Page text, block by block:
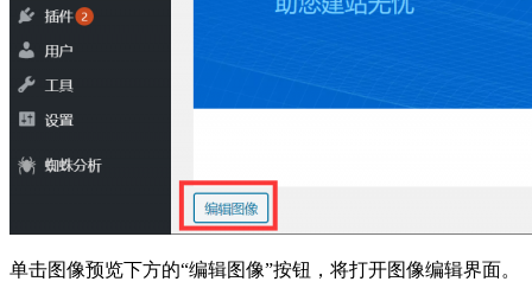
单击图像预览下方的“编辑图像”按钮，将打开图像编辑界面。